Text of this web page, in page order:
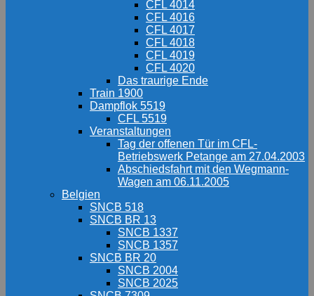
CFL 4014
CFL 4016
CFL 4017
CFL 4018
CFL 4019
CFL 4020
Das traurige Ende
Train 1900
Dampflok 5519
CFL 5519
Veranstaltungen
Tag der offenen Tür im CFL-
Betriebswerk Petange am 27.04.2003
Abschiedsfahrt mit den Wegmann-
Wagen am 06.11.2005
Belgien
SNCB 518
SNCB BR 13
SNCB 1337
SNCB 1357
SNCB BR 20
SNCB 2004
SNCB 2025